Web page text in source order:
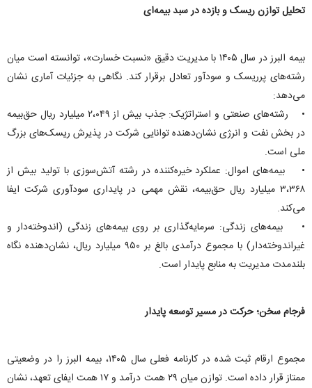
تحلیل توازن ریسک و بازده در سبد بیمه‌ای
بیمه البرز در سال ۱۴۰۵ با مدیریت دقیق «نسبت خسارت»، توانسته است میان
رشته‌های پرریسک و سودآور تعادل برقرار کند. نگاهی به جزئیات آماری نشان
می‌دهد:
• رشته‌های صنعتی و استراتژیک: جذب بیش از ۲،۰۴۹ میلیارد ریال حق‌بیمه
در بخش نفت و انرژی نشان‌دهنده توانایی شرکت در پذیرش ریسک‌های بزرگ
ملی است.
• بیمه‌های اموال: عملکرد خیره‌کننده در رشته آتش‌سوزی با تولید بیش از
۳،۳۶۸ میلیارد ریال حق‌بیمه، نقش مهمی در پایداری سودآوری شرکت ایفا
می‌کند.
• بیمه‌های زندگی: سرمایه‌گذاری بر روی بیمه‌های زندگی (اندوخته‌دار و
غیراندوخته‌دار) با مجموع درآمدی بالغ بر ۹۵۰ میلیارد ریال، نشان‌دهنده نگاه
بلندمدت مدیریت به منابع پایدار است.
فرجام سخن؛ حرکت در مسیر توسعه پایدار
مجموع ارقام ثبت شده در کارنامه فعلی سال ۱۴۰۵، بیمه البرز را در وضعیتی
ممتاز قرار داده است. توازن میان ۲۹ همت درآمد و ۱۷ همت ایفای تعهد، نشان